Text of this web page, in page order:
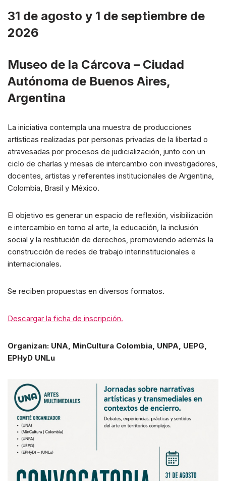
31 de agosto y 1 de septiembre de
2026
Museo de la Cárcova – Ciudad
Autónoma de Buenos Aires,
Argentina
La iniciativa contempla una muestra de producciones
artísticas realizadas por personas privadas de la libertad o
atravesadas por procesos de judicialización, junto con un
ciclo de charlas y mesas de intercambio con investigadores,
docentes, artistas y referentes institucionales de Argentina,
Colombia, Brasil y México.
El objetivo es generar un espacio de reflexión, visibilización
e intercambio en torno al arte, la educación, la inclusión
social y la restitución de derechos, promoviendo además la
construcción de redes de trabajo interinstitucionales e
internacionales.
Se reciben propuestas en diversos formatos.
Descargar la ficha de inscripción.
Organizan: UNA, MinCultura Colombia, UNPA, UEPG,
EPHyD UNLu